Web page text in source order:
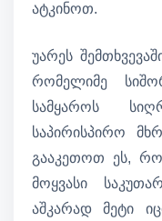
ატკინოთ.
უარეს
რომელიმე
სამყაროს
საპირისპირო
გააკეთოთ ეს,
მოყვასი
აშკარად მეტი